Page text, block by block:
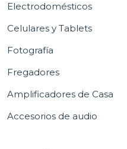
Electrodomésticos
Celulares y Tablets
Fotografía
Fregadores
Amplificadores de Casa
Accesorios de audio